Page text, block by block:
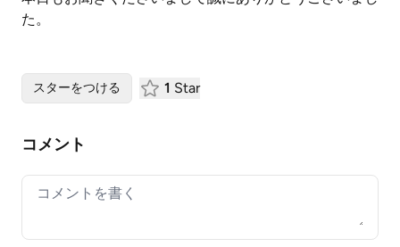
た。
スターをつける 1 Star
コメント
Your comment